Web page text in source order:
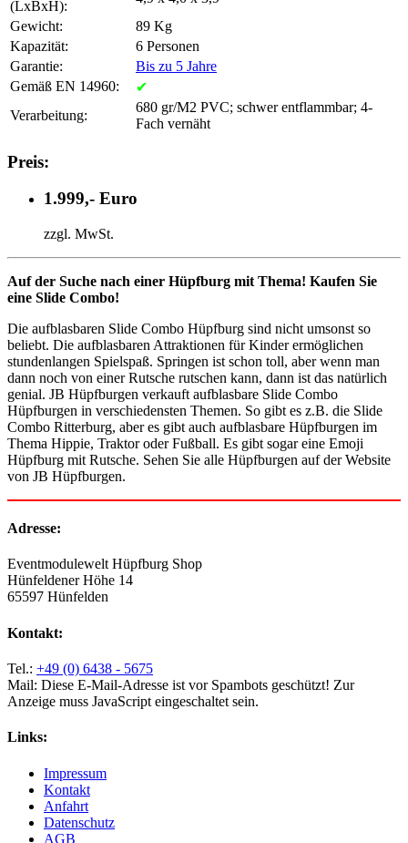
(LxBxH):
Gewicht:
89 Kg
Kapazität:
6 Personen
Garantie:
Bis zu 5 Jahre
Gemäß EN 14960:
✔
Verarbeitung:
680 gr/M2 PVC; schwer entflammbar; 4-
Fach vernäht
Preis:
1.999,- Euro
zzgl. MwSt.
Auf der Suche nach einer Hüpfburg mit Thema! Kaufen Sie
eine Slide Combo!
Die aufblasbaren Slide Combo Hüpfburg sind nicht umsonst so
beliebt. Die aufblasbaren Attraktionen für Kinder ermöglichen
stundenlangen Spielspaß. Springen ist schon toll, aber wenn man
dann noch von einer Rutsche rutschen kann, dann ist das natürlich
genial. JB Hüpfburgen verkauft aufblasbare Slide Combo
Hüpfburgen in verschiedensten Themen. So gibt es z.B. die Slide
Combo Ritterburg, aber es gibt auch aufblasbare Hüpfburgen im
Thema Hippie, Traktor oder Fußball. Es gibt sogar eine Emoji
Hüpfburg mit Rutsche. Sehen Sie alle Hüpfburgen auf der Website
von JB Hüpfburgen.
Adresse:
Eventmodulewelt Hüpfburg Shop
Hünfeldener Höhe 14
65597 Hünfelden
Kontakt:
Tel.: +49 (0) 6438 - 5675
Mail: Diese E-Mail-Adresse ist vor Spambots geschützt! Zur
Anzeige muss JavaScript eingeschaltet sein.
Links:
Impressum
Kontakt
Anfahrt
Datenschutz
AGB